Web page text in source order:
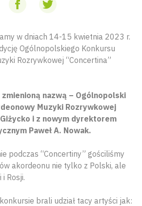
w dniach 14-15 kwietnia 2023 r.
Ogólnopolskiego Konkursu
Rozrywkowej “Concertina”
nazwą – Ogólnopolski
Muzyki Rozrywkowej
i z nowym dyrektorem
Paweł A. Nowak.
podczas “Concertiny” gościliśmy
akordeonu nie tylko z Polski, ale
i Rosji.
brali udział tacy artyści jak: